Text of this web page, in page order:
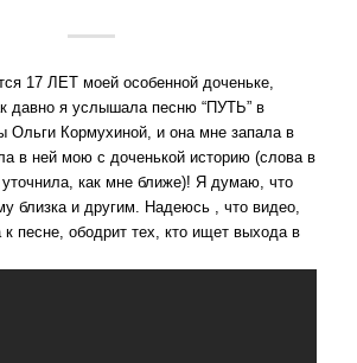
17 ЛЕТ моей особенной доченьке,
давно я услышала песню “ПУТЬ” в
Ольги Кормухиной, и она мне запала в
в ней мою с доченькой историю (слова в
уточнила, как мне ближе)! Я думаю, что
близка и другим. Надеюсь , что видео,
к песне, ободрит тех, кто ищет выхода в